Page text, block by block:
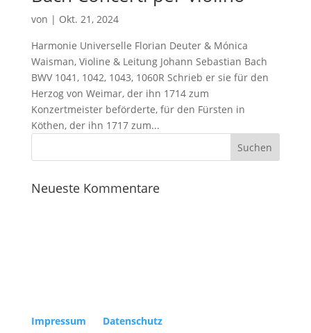
von | Okt. 21, 2024
Harmonie Universelle Florian Deuter & Mónica
Waisman, Violine & Leitung Johann Sebastian Bach
BWV 1041, 1042, 1043, 1060R Schrieb er sie für den
Herzog von Weimar, der ihn 1714 zum
Konzertmeister beförderte, für den Fürsten in
Köthen, der ihn 1717 zum...
Neueste Kommentare
Impressum
Datenschutz